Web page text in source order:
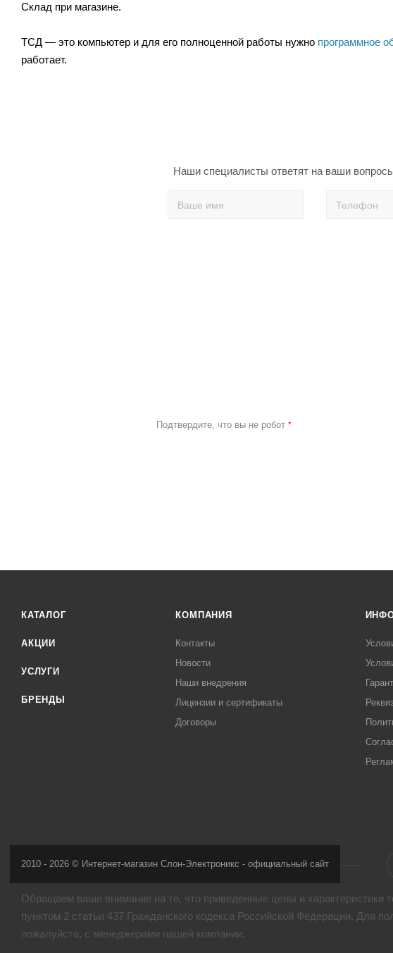
Склад при магазине.
ТСД — это компьютер и для его полноценной работы нужно программное
работает.
Наши специалисты ответят на ваши
Подтвердите, что вы не робот *
КАТАЛОГ
АКЦИИ
УСЛУГИ
БРЕНДЫ
КОМПАНИЯ
Контакты
Новости
Наши внедрения
Лицензии и сертификаты
Договоры
2010 - 2026 © Интернет-магазин Слон-Электроникс - официальный сайт
Обращаем ваше внимание на то, что приведенные цены и характеристики
пунктом 2 статьи 437 Гражданского кодекса Российской Федерации. Для
пожалуйста, с менеджерами нашей компании.